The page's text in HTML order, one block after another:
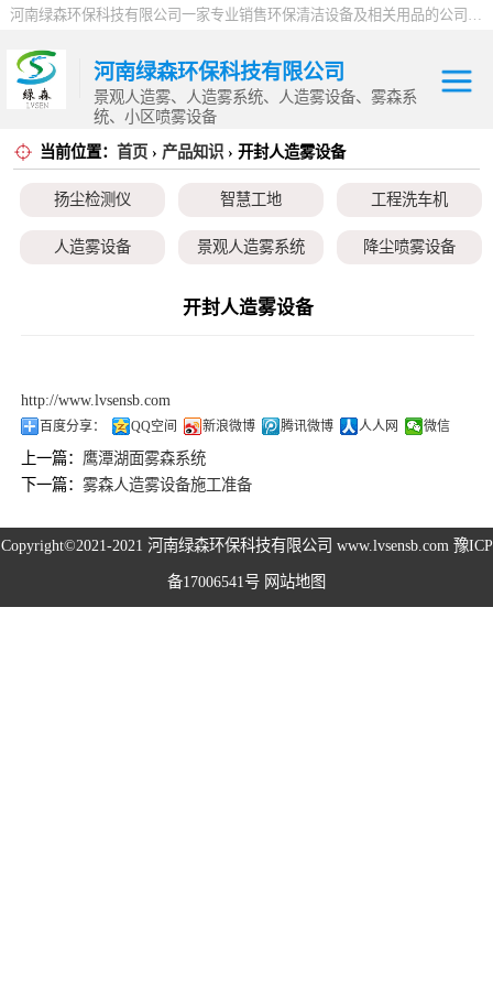
河南绿森环保科技有限公司一家专业销售环保清洁设备及相关用品的公司，产品包括：音乐喷泉、雾森系统、人造雾设备、景观人造雾、人造雾系统、小区喷雾设备、高压喷雾降尘设备、料仓喷雾除尘系统、喷雾降温加湿设备、郑州喷雾消毒设备，等八大系列上百个品种。
河南绿森环保科技有限公司
景观人造雾、人造雾系统、人造雾设备、雾森系
统、小区喷雾设备
当前位置： 首页 › 产品知识 › 开封人造雾设备
扬尘检测仪 智慧工地 工程洗车机
人造雾设备 景观人造雾系统 降尘喷雾设备
高空除尘雾桩
开封人造雾设备
http://www.lvsensb.com
百度分享： QQ空间 新浪微博 腾讯微博 人人网 微信
上一篇： 鹰潭湖面雾森系统
下一篇：雾森人造雾设备施工准备
Copyright©2021-2021 河南绿森环保科技有限公司 www.lvsensb.com 豫ICP
备17006541号 网站地图
扬尘检测仪
智慧工地
降尘喷雾设备
小区喷雾设备
高空除尘雾桩